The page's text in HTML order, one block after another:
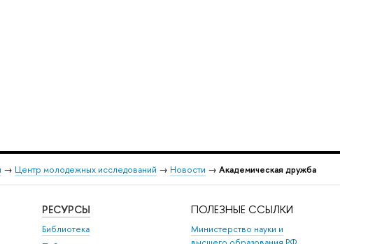
→ Центр молодежных исследований → Новости → Академическая дружба
РЕСУРСЫ
Библиотека
ПОЛЕЗНЫЕ ССЫЛКИ
Министерство науки и